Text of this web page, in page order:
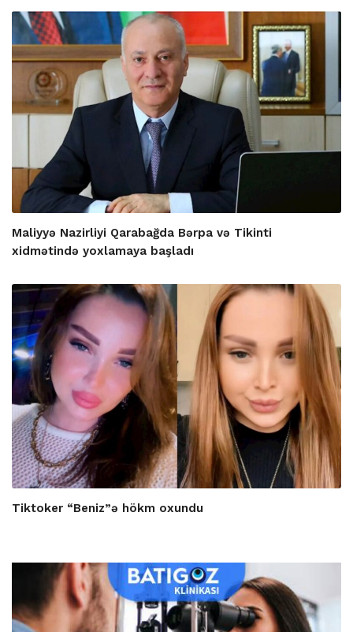
Maliyyə Nazirliyi Qarabağda Bərpa və Tikinti
xidmətində yoxlamaya başladı
Tiktoker “Beniz”ə hökm oxundu